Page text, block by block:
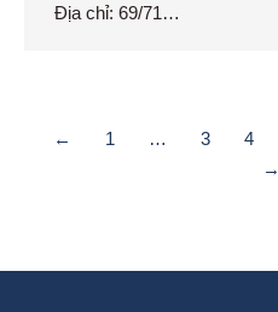
Địa chỉ: 69/71…
← 1 … 3 4
→